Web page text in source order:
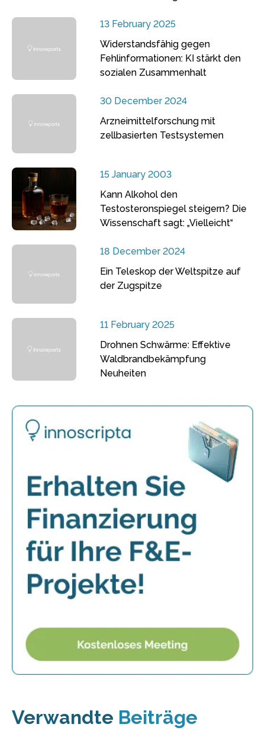
13 February 2025
Widerstandsfähig gegen
Fehlinformationen: KI stärkt den
sozialen Zusammenhalt
30 December 2024
Arzneimittelforschung mit
zellbasierten Testsystemen
15 January 2003
Kann Alkohol den
Testosteronspiegel steigern? Die
Wissenschaft sagt: „Vielleicht“
18 December 2024
Ein Teleskop der Weltspitze auf
der Zugspitze
11 February 2025
Drohnen Schwärme: Effektive
Waldbrandbekämpfung
Neuheiten
Verwandte Beiträge